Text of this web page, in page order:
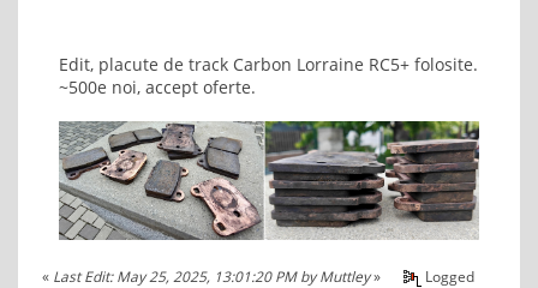
Edit, placute de track Carbon Lorraine RC5+ folosite.
~500e noi, accept oferte.
« Last Edit: May 25, 2025, 13:01:20 PM by Muttley» Logged